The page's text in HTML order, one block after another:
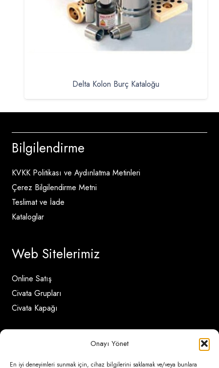
Onayı Yönet
En iyi deneyimleri sunmak için, cihaz bilgilerini saklamak ve/veya bunlara
Delta Kolon Burç Kataloğu
Bilgilendirme
KVKK Politikası ve Aydınlatma Metinleri
Çerez Bilgilendirme Metni
Teslimat ve İade
Kataloglar
Web Sitelerimiz
Online Satış
Civata Grupları
Civata Kapağı
İletişim Detayları